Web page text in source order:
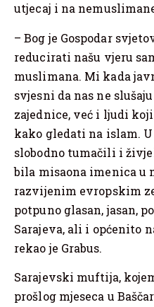
utjecaj i na
– Bog je Gospodar
reducirati našu vjeru
muslimana. Mi kada
svjesni da nas ne
zajednice, već i ljudi
kako gledati na islam.
slobodno tumačili i
bila misaona imenica u
razvijenim evropskim
potpuno glasan, jasan,
Sarajeva, ali i općenito
rekao je Grabus.
Sarajevski muftija,
prošlog mjeseca u